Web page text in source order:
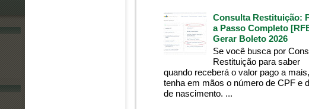
Consulta Restituição:
a Passo Completo
Gerar Boleto 2026
Se você busca por
Restituição para saber
quando receberá o valor pago a mais,
tenha em mãos o número de CPF e
de nascimento. ...